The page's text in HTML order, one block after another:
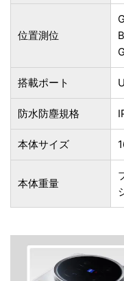
位置測位
搭載ポート
防水防塵規格
本体サイズ
本体重量